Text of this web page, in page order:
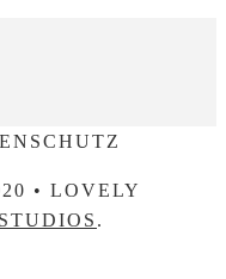
• LOVELY
.